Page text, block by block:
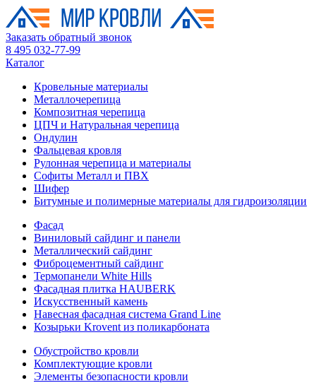
Заказать обратный звонок
8 495 032-77-99
Каталог
Кровельные материалы
Металлочерепица
Композитная черепица
ЦПЧ и Натуральная черепица
Ондулин
Фальцевая кровля
Рулонная черепица и материалы
Софиты Металл и ПВХ
Шифер
Битумные и полимерные материалы для гидроизоляции
Фасад
Виниловый сайдинг и панели
Металлический сайдинг
Фиброцементный сайдинг
Термопанели White Hills
Фасадная плитка HAUBERK
Искусственный камень
Навесная фасадная система Grand Line
Козырьки Krovent из поликарбоната
Обустройство кровли
Комплектующие кровли
Элементы безопасности кровли